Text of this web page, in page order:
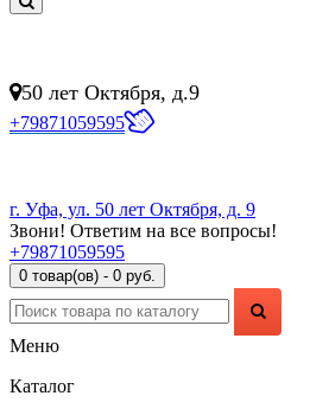
50 лет Октября, д.9
+79871059595
г. Уфа, ул. 50 лет Октября, д. 9
Звони! Ответим на все вопросы!
+79871059595
0 товар(ов) - 0 руб.
Меню
Каталог